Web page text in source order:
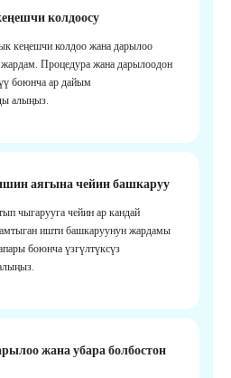
колдоосу
кеңешчи колдоо жана дарылоо
Процедура жана дарылоодон
боюнча ар дайым
алыңыз.
аягына чейин башкаруу
чыгарууга чейин ар кандай
ишти башкаруунун жардамы
боюнча үзгүлтүксүз
жана убара болбостон